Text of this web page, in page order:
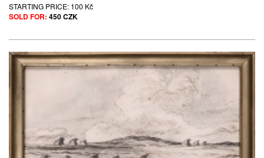
STARTING PRICE: 100 Kč
SOLD FOR: 450 CZK